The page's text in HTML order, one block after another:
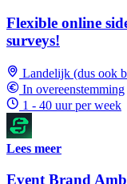
Flexible online
surveys!
Landelijk (dus ook
In overeenstemming
1 - 40 uur per week
Lees meer
Event Brand